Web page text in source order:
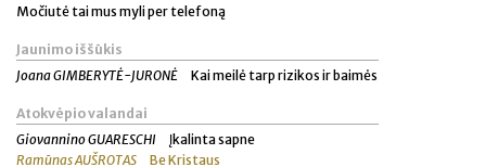
Močiutė tai mus myli per telefoną
Jaunimo iššūkis
Joana GIMBERYTĖ-JURONĖ
Kai meilė tarp rizikos ir baimės
Atokvėpio valandai
Giovannino GUARESCHI
Įkalinta sapne
Ramūnas AUŠROTAS
Be Kristaus